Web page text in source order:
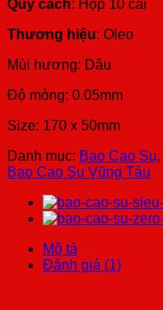
Quy cách: Hộp 10 cái
Thương hiệu: Oleo
Mùi hương: Dâu
Độ mỏng: 0.05mm
Size: 170 x 50mm
Danh mục: Bao Cao Su,
Bao Cao Su Vũng Tàu
Mô tả
Đánh giá (1)